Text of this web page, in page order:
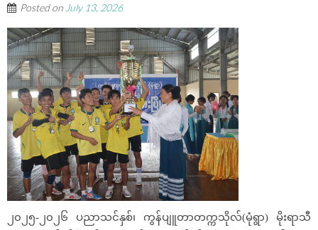
Posted on July 13, 2026
၂၀၂၅-၂၀၂၆ ပညာသင်နှစ်၊ ကွန်ပျူတာတက္ကသိုလ်(မုံရွာ) မိုးရာသီ